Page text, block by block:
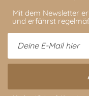
Mit dem Newsletter
und erfährst